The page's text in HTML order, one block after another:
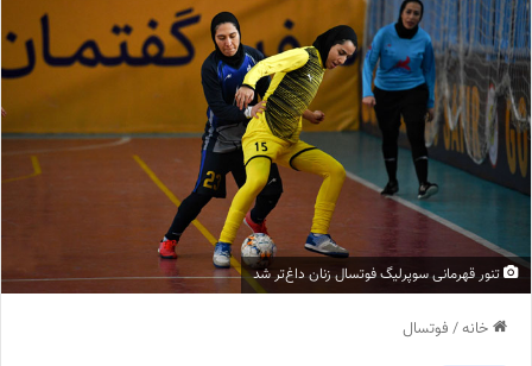
تنور قهرمانی سوپرلیگ فوتسال زنان داغ‌تر شد
خانه/ فوتسال